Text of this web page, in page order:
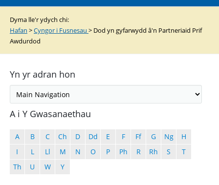
Dyma lle'r ydych chi:
Hafan >Cyngor i Fusnesau > Dod yn gyfarwydd â'n Partneriaid Prif
Awdurdod
Yn yr adran hon
A i Y Gwasanaethau
A B C Ch D Dd E F Ff G Ng
H
I
L Ll M N O P Ph R Rh S
T
Th
U W Y